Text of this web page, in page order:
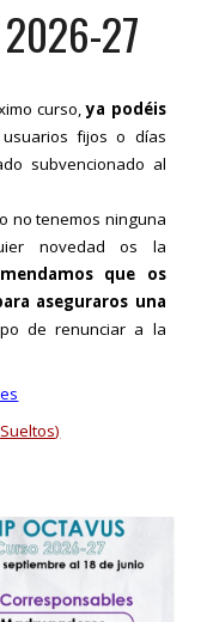
2026-27
curso,ya podéis
fijos o días
subvencionado al
no tenemos ninguna
novedad os la
que os
aseguraros una
de renunciar a la